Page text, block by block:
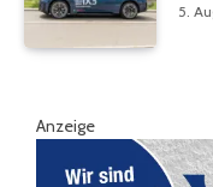
5.
Anzeige